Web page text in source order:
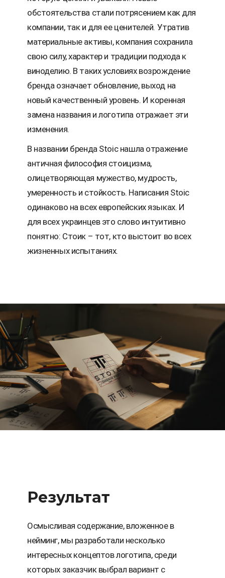
обстоятельства стали потрясением как для
компании, так и для ее ценителей. Утратив
материальные активы, компания сохранила
свою силу, характер и традиции подхода к
виноделию. В таких условиях возрождение
бренда означает обновление, выход на
новый качественный уровень. И коренная
замена названия и логотипа отражает эти
изменения.
В названии бренда Stoic нашла отражение
античная философия стоицизма,
олицетворяющая мужество, мудрость,
умеренность и стойкость. Написания Stoic
одинаково на всех европейских языках. И
для всех украинцев это слово интуитивно
понятно: Стоик – тот, кто выстоит во всех
жизненных испытаниях.
Результат
Осмысливая содержание, вложенное в
нейминг, мы разработали несколько
интересных концептов логотипа, среди
которых заказчик выбрал вариант с